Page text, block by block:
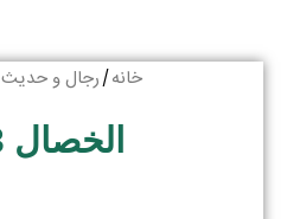
خانه/ رجال و حدیث
الخصال 3 جلدی